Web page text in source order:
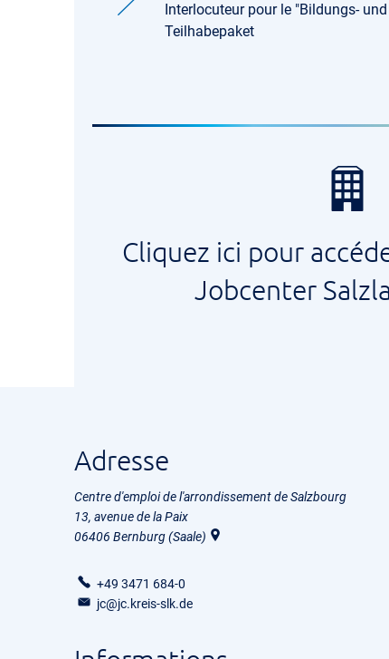
Interlocuteur pour le "Bildungs- und
Teilhabepaket
Cliquez ici pour
Jobcenter
Adresse
Centre d'emploi de l'arrondissement de Salzbourg
13, avenue de la Paix
06406 Bernburg (Saale)
+49 3471 684-0
jc@jc.kreis-slk.de